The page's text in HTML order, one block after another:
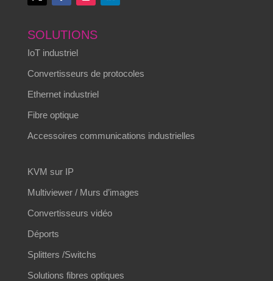
SOLUTIONS
IoT industriel
Convertisseurs de protocoles
Ethernet industriel
Fibre optique
Accessoires communications industrielles
KVM sur IP
Multiviewer / Murs d’images
Convertisseurs vidéo
Déports
Splitters /Switchs
Solutions fibres optiques